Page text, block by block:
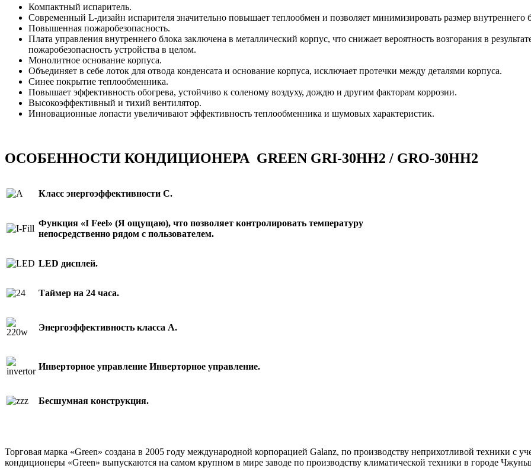
Компактный испаритель.
Современный L-дизайн испарителя значительно повышает теплообмен и позволяет минимизировать размер внутреннего
Повышенная пожаробезопасность.
Плата управления внутреннего блока заключена в металлический корпус, что снижает вероятность возгорания в
пожаробезопасность устройства в целом.
Монолитное основание корпуса.
Объединяет в себе лоток для отвода конденсата и основание корпуса, исключает протечки между деталями корпуса.
Синее покрытие теплообменника.
Повышает эффективность обогрева, устойчиво к соленому воздуху, дождю и другим факторам коррозии.
Высокоэффективный и тихий вентилятор.
Инновационные лопасти увеличивают эффективность теплообменника и шумовых характеристик.
ОСОБЕННОСТИ КОНДИЦИОНЕРА GREEN GRI-30HH2 / GRO-30HH2
Класс энергоэффективности C.
Функция «I Feel» (Я ощущаю), что позволяет контролировать температуру
непосредственно рядом с пользователем.
LED дисплей.
Таймер на 24 часа.
Энергоэффективность класса А.
Инверторное управление Инверторное управление.
Бесшумная конструкция.
Торговая марка «Green» создана в 2005 году международной корпорацией Galanz, по производству неприхотливой техники с
кондиционеры «Green» выпускаются на самом крупном в мире заводе по производству климатической техники в городе